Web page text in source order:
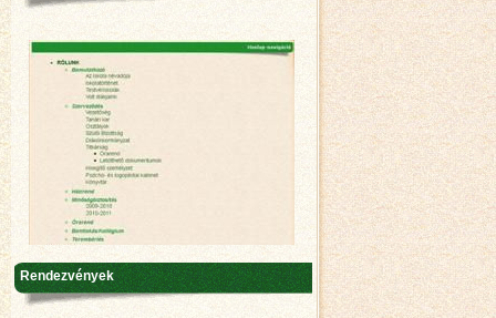
Rendezvények